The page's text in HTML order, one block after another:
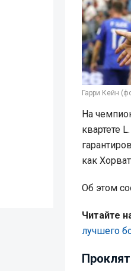
Гарри Кейн
На
квартете
как
Об этом
Читайте
лучшего